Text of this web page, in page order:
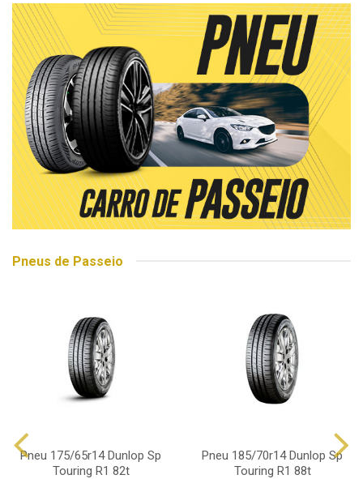
Pneus de Passeio
Pneu 175/65r14 Dunlop Sp
Touring R1 82t
Pneu 185/70r14 Dunlop Sp
Touring R1 88t